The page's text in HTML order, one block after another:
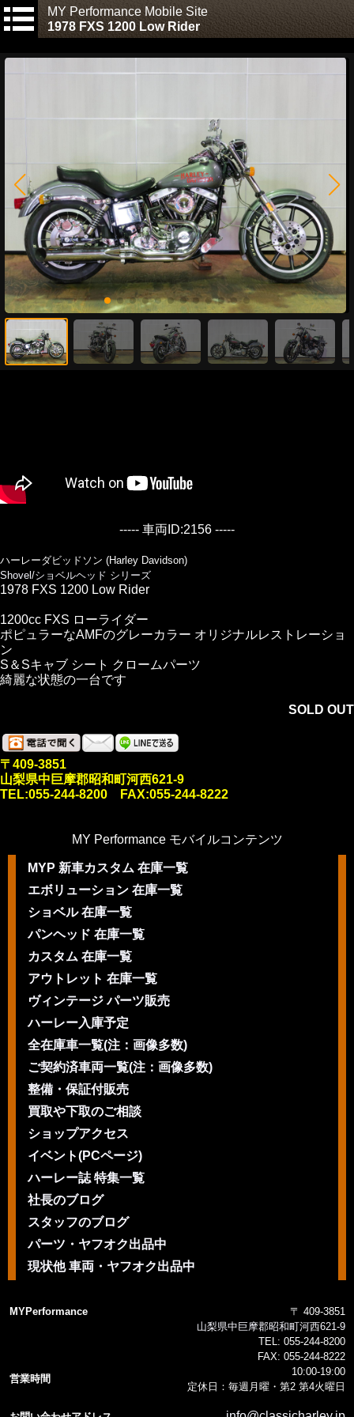
MY Performance Mobile Site
1978 FXS 1200 Low Rider
----- 車両ID:2156 -----
ハーレーダビッドソン (Harley Davidson)
Shovel/ショベルヘッド シリーズ
1978 FXS 1200 Low Rider
1200cc FXS ローライダー
ポピュラーなAMFのグレーカラー オリジナルレストレーショ
ン
S＆Sキャブ シート クロームパーツ
綺麗な状態の一台です
SOLD OUT
〒409-3851
山梨県中巨摩郡昭和町河西621-9
TEL:055-244-8200 FAX:055-244-8222
MY Performance モバイルコンテンツ
MYP 新車カスタム 在庫一覧
エボリューション 在庫一覧
ショベル 在庫一覧
パンヘッド 在庫一覧
カスタム 在庫一覧
アウトレット 在庫一覧
ヴィンテージ パーツ販売
ハーレー入庫予定
全在庫車一覧(注：画像多数)
ご契約済車両一覧(注：画像多数)
整備・保証付販売
買取や下取のご相談
ショップアクセス
イベント(PCページ)
ハーレー誌 特集一覧
社長のブログ
スタッフのブログ
パーツ・ヤフオク出品中
現状他 車両・ヤフオク出品中
MYPerformance
〒 409-3851
山梨県中巨摩郡昭和町河西621-9
TEL: 055-244-8200
FAX: 055-244-8222
営業時間
10:00-19:00
定休日：毎週月曜・第2 第4火曜日